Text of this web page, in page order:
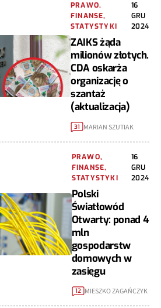
PRAWO,
FINANSE,
STATYSTYKI
16
GRU
2024
ZAIKS żąda
milionów złotych.
CDA oskarża
organizację o
szantaż
(aktualizacja)
31 MARIAN SZUTIAK
PRAWO,
FINANSE,
STATYSTYKI
16
GRU
2024
Polski
Światłowód
Otwarty: ponad 4
mln
gospodarstw
domowych w
zasięgu
12 MIESZKO ZAGAŃCZYK